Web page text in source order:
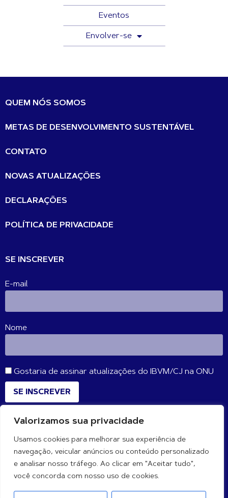
Valorizamos sua privacidade
Usamos cookies para melhorar sua experiência de
navegação, veicular anúncios ou conteúdo personalizado
e analisar nosso tráfego. Ao clicar em "Aceitar tudo",
você concorda com nosso uso de cookies.
Eventos
Envolver-se
QUEM NÓS SOMOS
METAS DE DESENVOLVIMENTO SUSTENTÁVEL
CONTATO
NOVAS ATUALIZAÇÕES
DECLARAÇÕES
POLÍTICA DE PRIVACIDADE
SE INSCREVER
E-mail
Nome
Gostaria de assinar atualizações do IBVM/CJ na ONU
SE INSCREVER